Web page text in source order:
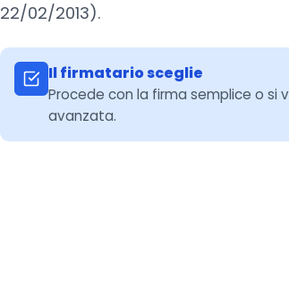
22/02/2013).
Il firmatario sceglie
Procede con la firma semplice o si
avanzata.